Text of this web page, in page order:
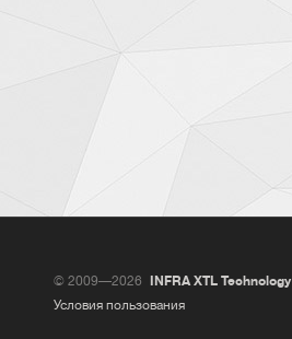
© 2009—2026
INFRA XTL Technology
Условия пользования